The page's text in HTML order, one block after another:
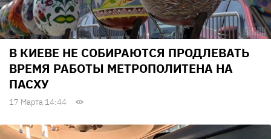
В КИЕВЕ НЕ СОБИРАЮТСЯ ПРОДЛЕВАТЬ
ВРЕМЯ РАБОТЫ МЕТРОПОЛИТЕНА НА
ПАСХУ
17 Марта 14:44